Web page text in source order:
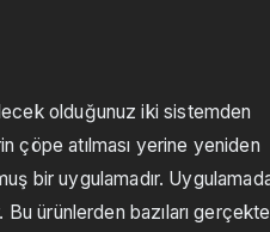
olduğunuz iki sistemden
çöpe atılması yerine yeniden
bir uygulamadır.
Bu ürünlerden bazıları